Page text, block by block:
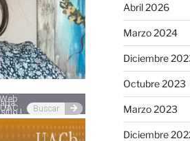
|
UAC
h
Abril 2026
Marzo 2024
Diciembre
Octubre 2023
Marzo 2023
Diciembre